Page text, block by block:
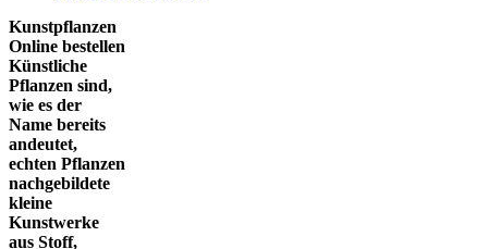
Kunstpflanzen
Online bestellen
Künstliche
Pflanzen sind,
wie es der
Name bereits
andeutet,
echten Pflanzen
nachgebildete
kleine
Kunstwerke
aus Stoff,